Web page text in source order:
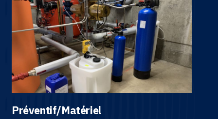
Préventif/Matériel